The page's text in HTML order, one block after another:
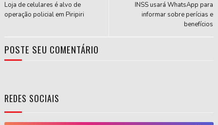
INSS usará WhatsApp para
informar sobre perícias e
benefícios
Loja de celulares é alvo de
operação policial em Piripiri
POSTE SEU COMENTÁRIO
REDES SOCIAIS